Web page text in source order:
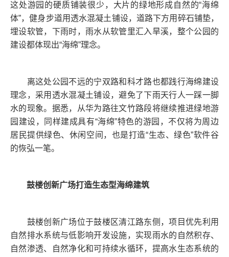
这处游园的硬质铺装很少，大片的绿地形成自然的“海绵
体”，健身步道用透水混凝土铺设，道路下方用碎石铺垫，
埋设软管，下雨时，雨水从软管里汇入旱溪，整个公园的
建设都体现出“海绵”理念。
离这处公园不远的宁双路和科才路也都践行海绵建设
理念，采用透水混凝土铺设，避免了下雨天行人一踩一脚
水的现象。据悉，从华为路往文竹路段将继续推进绿地游
园建设，同样建成具有“海绵”特色的游园，不仅将为周边
居民提供绿色、休闲空间，也是打造“生态、绿色”软件谷
的恢弘一笔。
鼓楼创新广场打造生态型海绵建筑
鼓楼创新广场位于鼓楼区清江路东侧，项目优先利用
自然排水系统与低影响开发设施，实现雨水的自然积存、
自然渗透、自然净化和可持续水循环，提高水生态系统的